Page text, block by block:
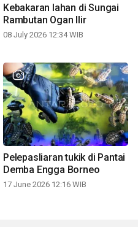
Kebakaran lahan di Sungai
Rambutan Ogan Ilir
08 July 2026 12:34 WIB
Pelepasliaran tukik di Pantai
Demba Engga Borneo
17 June 2026 12:16 WIB